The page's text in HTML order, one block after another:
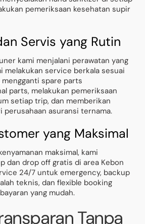
pemeriksaan kesehatan supir
Servis yang Rutin
kami menjalani perawatan yang
melakukan service berkala sesuai
mengganti spare parts
parts, melakukan pemeriksaan
setiap trip, dan memberikan
perusahaan asuransi ternama.
yang Maksimal
maksimal, kami
dan drop off gratis di area Kebon
24/7 untuk emergency, backup
teknis, dan flexible booking
yang mudah.
Tanpa